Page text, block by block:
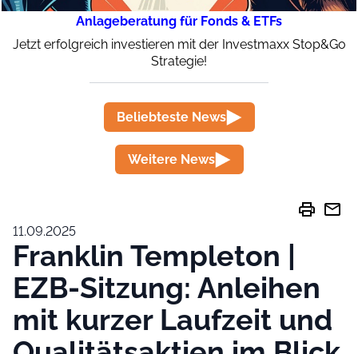
Anlageberatung für Fonds & ETFs
Jetzt erfolgreich investieren mit der Investmaxx Stop&Go
Strategie!
Beliebteste News
Weitere News
print mail
11.09.2025
Franklin Templeton |
EZB-Sitzung: Anleihen
mit kurzer Laufzeit und